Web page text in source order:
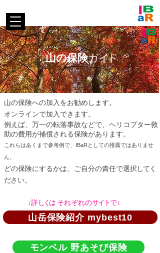
山の保険ガイド
山の保険への加入をお勧めします。
オンラインで加入できます。
例えば、万一の転落事故などで、ヘリコプター救
助の費用が補償される保険があります。
これ​らはあくまで参考例で、IBaRとしての推薦ではありませ
ん。
どの保険にするかは、ご自分の責任で選択してく
ださ い。
​↓詳しくは それぞれのサイトで↓
山岳保険紹介 mybest10
モンベル 野あそび保険